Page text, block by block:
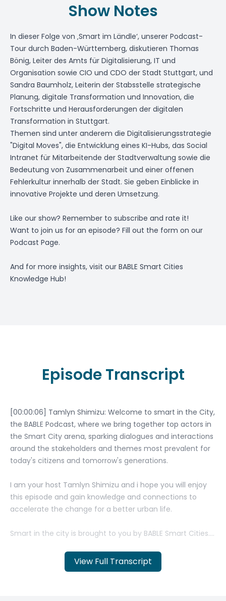
Show Notes
In dieser Folge von ‚Smart im Ländle‘, unserer Podcast-
Tour durch Baden-Württemberg, diskutieren Thomas
Bönig, Leiter des Amts für Digitalisierung, IT und
Organisation sowie CIO und CDO der Stadt Stuttgart, und
Sandra Baumholz, Leiterin der Stabsstelle strategische
Planung, digitale Transformation und Innovation, die
Fortschritte und Herausforderungen der digitalen
Transformation in Stuttgart.
Themen sind unter anderem die Digitalisierungsstrategie
"Digital Moves", die Entwicklung eines KI-Hubs, das Social
Intranet für Mitarbeitende der Stadtverwaltung sowie die
Bedeutung von Zusammenarbeit und einer offenen
Fehlerkultur innerhalb der Stadt. Sie geben Einblicke in
innovative Projekte und deren Umsetzung.
Like our show? Remember to subscribe and rate it!
Want to join us for an episode? Fill out the form on our
Podcast Page.
And for more insights, visit our BABLE Smart Cities
Knowledge Hub!
View Full Transcript
Episode Transcript